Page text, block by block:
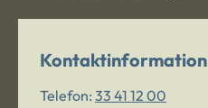
Kontaktinformation
Telefon: 33 41 12 00